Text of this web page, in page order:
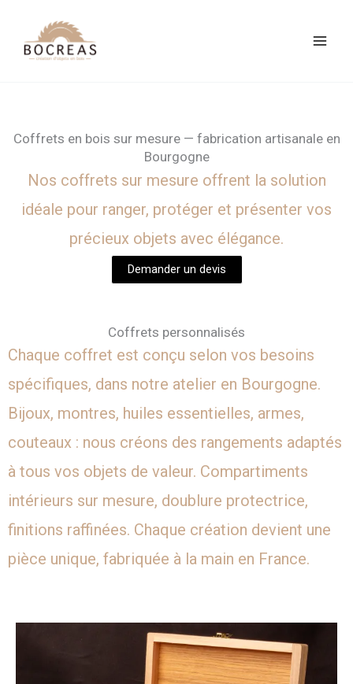
contenu
Coffrets en bois sur mesure — fabrication artisanale en
Bourgogne
Nos coffrets sur mesure offrent la solution
idéale pour ranger, protéger et présenter vos
précieux objets avec élégance.
Demander un devis
Coffrets personnalisés
Chaque coffret est conçu selon vos besoins
spécifiques, dans notre atelier en Bourgogne.
Bijoux, montres, huiles essentielles, armes,
couteaux : nous créons des rangements adaptés
à tous vos objets de valeur. Compartiments
intérieurs sur mesure, doublure protectrice,
finitions raffinées. Chaque création devient une
pièce unique, fabriquée à la main en France.